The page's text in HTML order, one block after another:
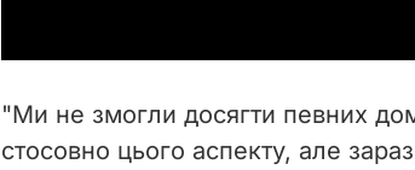
i
"Ми не змогли досягти певних
стосовно цього аспекту, але